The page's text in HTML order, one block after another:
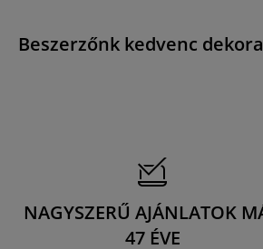
Beszerzőnk kedvenc
NAGYSZERŰ AJÁNLATOK
47 ÉVE